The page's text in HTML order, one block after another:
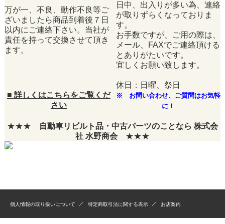
日中、出入りが多い為、連絡
が取りずらくなっておりま
す。
お手数ですが、ご用の際は、
メール、FAXでご連絡頂ける
とありがたいです。
宜しくお願い致します。
休日：日曜、祭日
万が一、不良、動作不良等ご
ざいましたら商品到着後７日
以内にご連絡下さい。当社が
責任を持って交換させて頂き
ます。
■ 詳しくはこちらをご覧くだ
さい
※ お問い合わせ、ご質問はお気軽
に！
★★★
自動車リビルト品・中古パーツのことなら 株式会
社 水野商会
★★★
個人情報の取り扱いについて 特定商取引法に関する表示 お店案内